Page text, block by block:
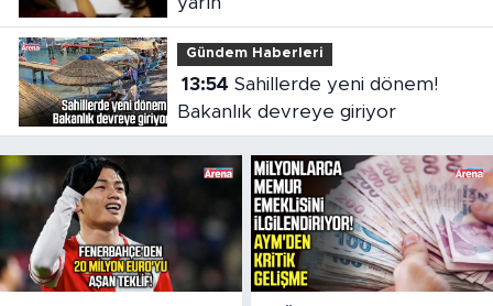
Gündem Haberleri
13:54
Bakanlık devreye giriyor